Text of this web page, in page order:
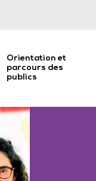
Orientation et
parcours des
publics